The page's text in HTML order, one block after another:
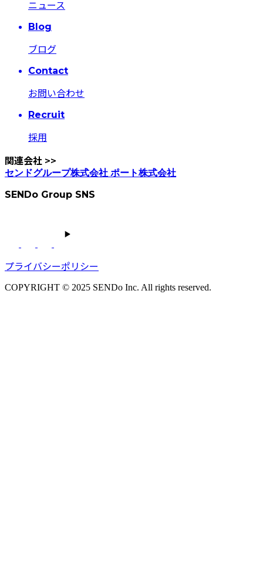
ニュース
Blog
ブログ
Contact
お問い合わせ
Recruit
採用
関連会社 >>
センドグループ株式会社 ポート株式会社
SENDo Group SNS
プライバシーポリシー
COPYRIGHT © 2025 SENDo Inc. All rights reserved.